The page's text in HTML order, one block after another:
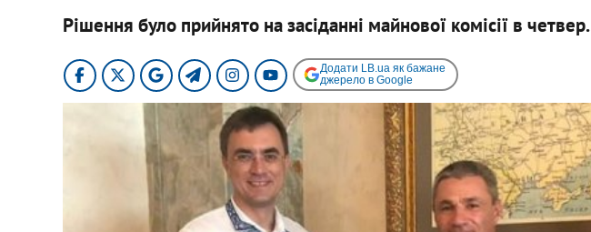
Рішення було прийнято на засіданні майнової комісії в четвер.
Додати LB.ua як бажане
джерело в Google